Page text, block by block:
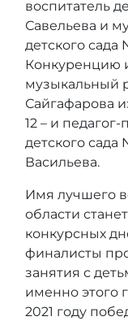
воспитатель
Савельева и
детского
Конкуренцию
музыкальный
Сайгафарова
12 – и
детского
Васильева.
Имя лучшего
области
конкурсных
финалисты
занятия с
именно этого
2021 году